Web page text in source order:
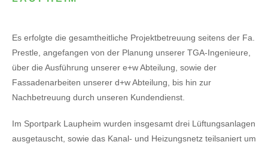
Es erfolgte die gesamtheitliche Projektbetreuung seitens der Fa.
Prestle, angefangen von der Planung unserer TGA-Ingenieure,
über die Ausführung unserer e+w Abteilung, sowie der
Fassadenarbeiten unserer d+w Abteilung, bis hin zur
Nachbetreuung durch unseren Kundendienst.
Im Sportpark Laupheim wurden insgesamt drei Lüftungsanlagen
ausgetauscht, sowie das Kanal- und Heizungsnetz teilsaniert um